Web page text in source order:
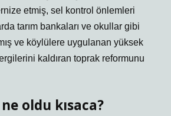
etmiş, sel kontrol önlemleri
tarım bankaları ve okullar gibi
ve köylülere uygulanan yüksek
kaldıran toprak reformunu
ne oldu kısaca?